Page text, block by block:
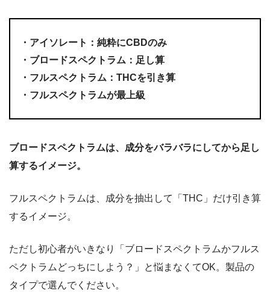
・アイソレート：純粋にCBDのみ
・ブロードスペクトラム：足し算
・フルスペクトラム：THCを引き算
・フルスペクトラムが最上級
ブロードスペクトラムは、成分をバラバラにしてから足し
算するイメージ。
フルスペクトラムは、成分を抽出して「THC」だけ引き算
するイメージ。
ただし初心者がいきなり「ブロードスペクトラムかフルス
ペクトラムどっちにしよう？」と悩まなくてOK。製品の
タイプで選んでください。